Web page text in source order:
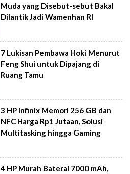
Muda yang Disebut-sebut Bakal
Dilantik Jadi Wamenhan RI
7 Lukisan Pembawa Hoki Menurut
Feng Shui untuk Dipajang di
Ruang Tamu
3 HP Infinix Memori 256 GB dan
NFC Harga Rp1 Jutaan, Solusi
Multitasking hingga Gaming
4 HP Murah Baterai 7000 mAh,